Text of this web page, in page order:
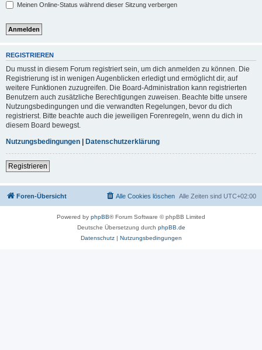
Meinen Online-Status während dieser Sitzung verbergen
REGISTRIEREN
Du musst in diesem Forum registriert sein, um dich anmelden zu können. Die
Registrierung ist in wenigen Augenblicken erledigt und ermöglicht dir, auf
weitere Funktionen zuzugreifen. Die Board-Administration kann registrierten
Benutzern auch zusätzliche Berechtigungen zuweisen. Beachte bitte unsere
Nutzungsbedingungen und die verwandten Regelungen, bevor du dich
registrierst. Bitte beachte auch die jeweiligen Forenregeln, wenn du dich in
diesem Board bewegst.
Nutzungsbedingungen | Datenschutzerklärung
Registrieren
Foren-Übersicht Alle Zeiten sind UTC+02:00
Alle Cookies löschen
Powered by phpBB® Forum Software © phpBB Limited
Deutsche Übersetzung durch phpBB.de
Datenschutz| Nutzungsbedingungen